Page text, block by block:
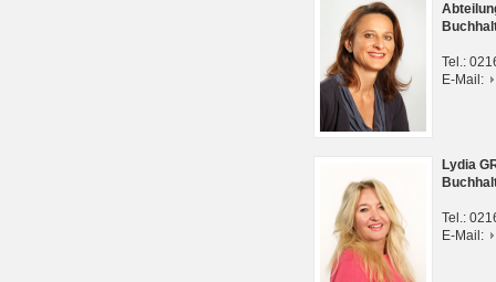
Tel.:
E-Mail:
Lydia
Tel.:
E-Mail: